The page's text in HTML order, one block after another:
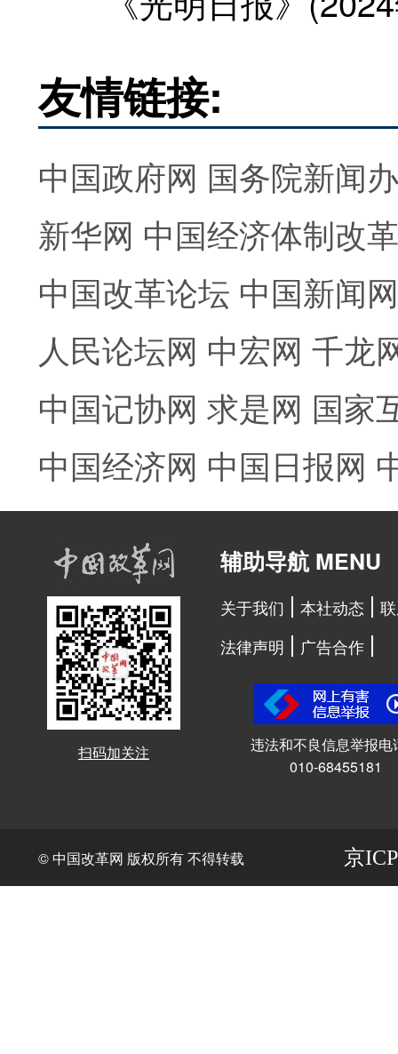
友情链接:
中国政府网 国务院新闻
新华网 中国经济体制改
中国改革论坛 中国新闻网
人民论坛网 中宏网 千龙
中国记协网 求是网 国家
中国经济网 中国日报网
扫码加关注
辅助导航 MENU
关于我们 本社动态
法律声明
广告合作
违法和不良信息举报电
010-68455181
© 中国改革网 版权所有 不得转载 京